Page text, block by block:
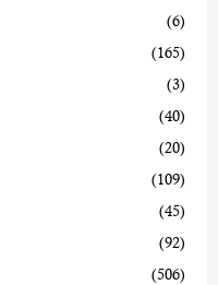
(6)
(165)
(3)
(40)
(20)
(109)
(45)
(92)
(506)